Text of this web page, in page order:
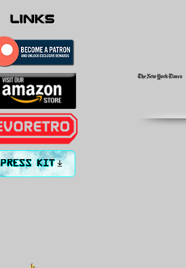
links
PRESS KIT